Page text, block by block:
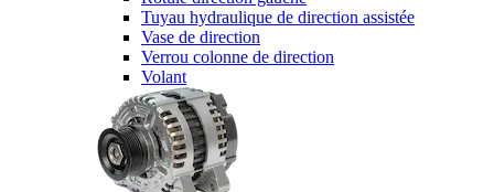
Tuyau hydraulique de direction assistée
Vase de direction
Verrou colonne de direction
Volant